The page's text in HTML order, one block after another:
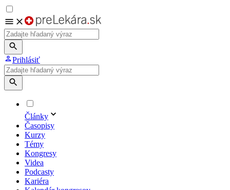
Prihlásiť
Články
Časopisy
Kurzy
Témy
Kongresy
Videa
Podcasty
Kariéra